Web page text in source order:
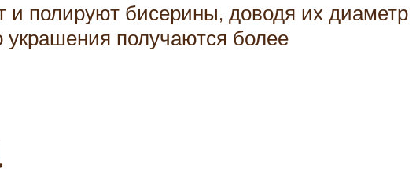
полируют бисерины, доводя их диаметр
получаются более